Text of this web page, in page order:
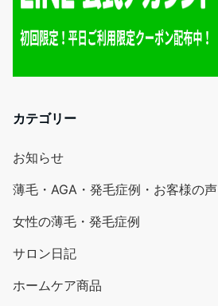
カテゴリー
お知らせ
薄毛・AGA・発毛症例・お客様の声
女性の薄毛・発毛症例
サロン日記
ホームケア商品